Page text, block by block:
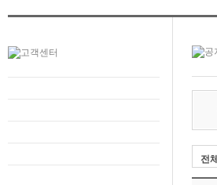
전체